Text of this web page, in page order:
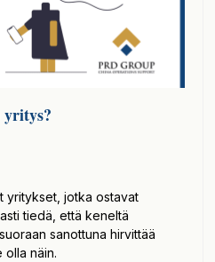
yritykset, jotka ostavat
tiedä, että keneltä
sanottuna hirvittää
olla näin.